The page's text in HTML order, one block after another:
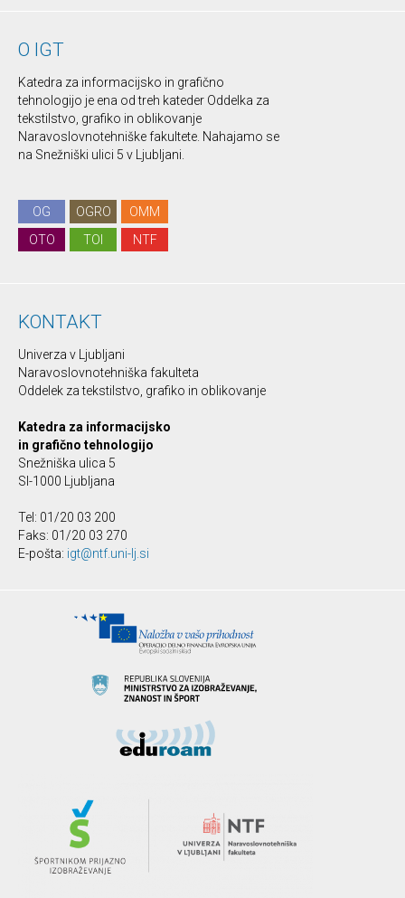
O IGT
Katedra za informacijsko in grafično
tehnologijo je ena od treh kateder Oddelka za
tekstilstvo, grafiko in oblikovanje
Naravoslovnotehniške fakultete. Nahajamo se
na Snežniški ulici 5 v Ljubljani.
OG OGRO
OMM
OTO
TOI NTF
KONTAKT
Univerza v Ljubljani
Naravoslovnotehniška fakulteta
Oddelek za tekstilstvo, grafiko in oblikovanje
Katedra za informacijsko
in grafično tehnologijo
Snežniška ulica 5
SI-1000 Ljubljana
Tel: 01/20 03 200
Faks: 01/20 03 270
E-pošta: igt@ntf.uni-lj.si